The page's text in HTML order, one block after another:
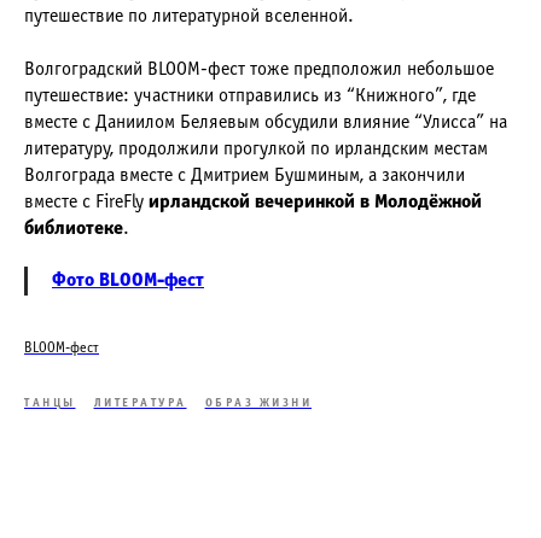
путешествие по литературной вселенной.
Волгоградский BLOOM-фест тоже предположил небольшое
путешествие: участники отправились из “Книжного”, где
вместе с Даниилом Беляевым обсудили влияние “Улисса” на
литературу, продолжили прогулкой по ирландским местам
Волгограда вместе с Дмитрием Бушминым, а закончили
вместе с FireFly ирландской вечеринкой в Молодёжной
библиотеке.
Фото BLOOM-фест
BLOOM-фест
ТАНЦЫ ЛИТЕРАТУРА ОБРАЗ ЖИЗНИ